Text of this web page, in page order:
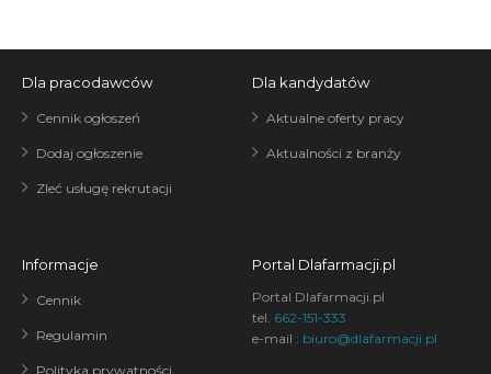
Dla pracodawców
Cennik ogłoszeń
Dodaj ogłoszenie
Zleć usługę rekrutacji
Dla kandydatów
Aktualne oferty pracy
Aktualności z branży
Informacje
Cennik
Regulamin
Polityka prywatności
Portal Dlafarmacji.pl
Portal Dlafarmacji.pl
tel. 662-151-333
e-mail : biuro@dlafarmacji.pl